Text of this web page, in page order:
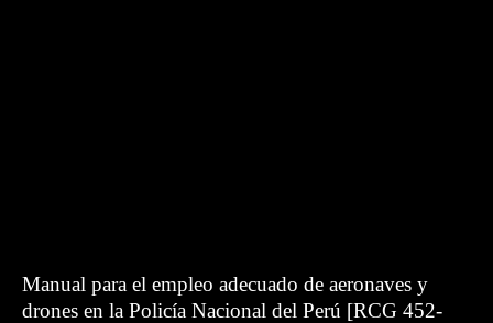
Manual para el empleo adecuado de aeronaves y
drones en la Policía Nacional del Perú [RCG 452-